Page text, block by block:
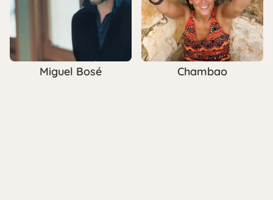
Miguel Bosé Chambao